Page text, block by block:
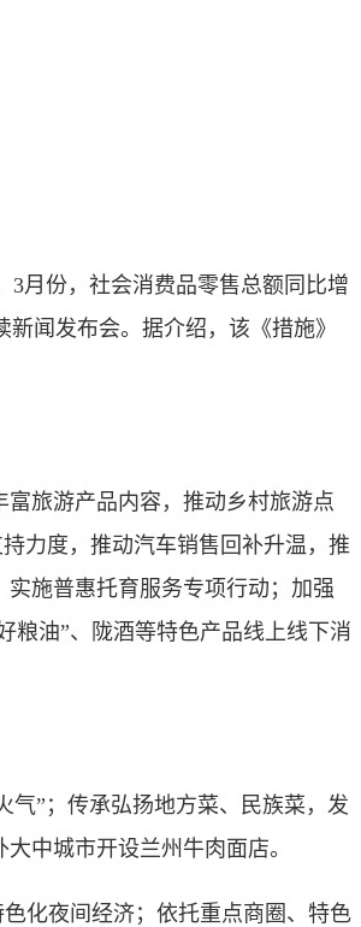
月份，社会消费品零售总额同比增
闻发布会。据介绍，该《措施》
旅游产品内容，推动乡村旅游点
力度，推动汽车销售回补升温，推
施普惠托育服务专项行动；加强
粮油”、陇酒等特色产品线上线下消
”；传承弘扬地方菜、民族菜，发
中城市开设兰州牛肉面店。
化夜间经济；依托重点商圈、特色